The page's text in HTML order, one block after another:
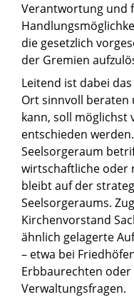
Verantwortung und
die gesetzlich
der Gremien
Leitend ist dabei
Ort sinnvoll
kann, soll möglichst
entschieden
Seelsorgeraum
wirtschaftliche oder
bleibt auf der
Seelsorgeraums.
Kirchenvorstand
ähnlich gelagerte
– etwa bei
Erbbaurechten
Verwaltungsfragen.